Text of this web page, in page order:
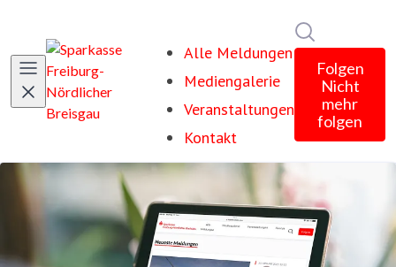
Alle Meldungen
Mediengalerie
Veranstaltungen
Kontakt
Folgen
Nicht
mehr
folgen